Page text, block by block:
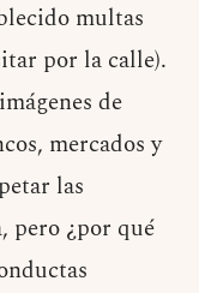
multas
por la calle).
de
mercados y
las
pero ¿por qué